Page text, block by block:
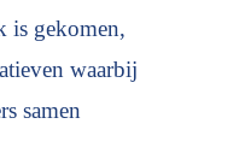
is gekomen,
waarbij
samen